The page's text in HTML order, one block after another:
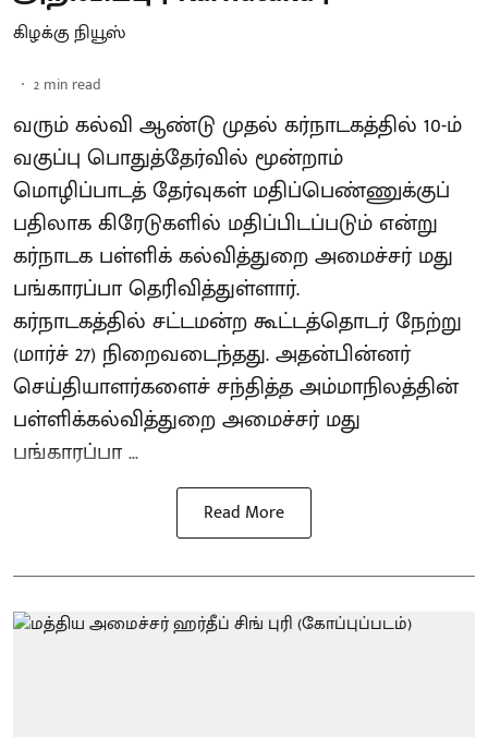
கிழக்கு நியூஸ்
2 min read
வரும் கல்வி ஆண்டு முதல் கர்நாடகத்தில் 10-ம்
வகுப்பு பொதுத்தேர்வில் மூன்றாம்
மொழிப்பாடத் தேர்வுகள் மதிப்பெண்ணுக்குப்
பதிலாக கிரேடுகளில் மதிப்பிடப்படும் என்று
கர்நாடக பள்ளிக் கல்வித்துறை அமைச்சர் மது
பங்காரப்பா தெரிவித்துள்ளார்.
கர்நாடகத்தில் சட்டமன்ற கூட்டத்தொடர் நேற்று
(மார்ச் 27) நிறைவடைந்தது. அதன்பின்னர்
செய்தியாளர்களைச் சந்தித்த அம்மாநிலத்தின்
பள்ளிக்கல்வித்துறை அமைச்சர் மது
பங்காரப்பா ...
Read More